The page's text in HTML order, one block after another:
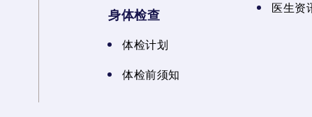
身体检查
体检计划
体检前须知
医生资